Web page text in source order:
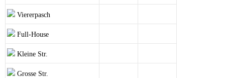
Viererpasch
Full-House
Kleine Str.
Grosse Str.